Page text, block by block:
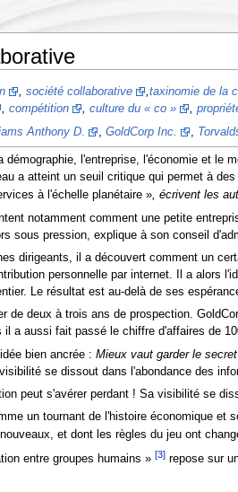
, société collaborative ,taxinomie de la
, compétition , culture du « co » ,
Anthony D. GoldCorp Inc.
l'entreprise, l'économie et le
a atteint un seuil critique qui permet à
à l'échelle planétaire », écrivent les
notamment comment une petite
sous pression, explique à son conseil
dirigeants, il a découvert comment un
personnelle par internet. Il a alors
Le résultat est au-delà de ses
de deux à trois ans de prospection.
a aussi fait passé le chiffre d'affaires de
bien ancrée : Mieux vaut garder le secret
se dissout dans l'abondance des
peut s'avérer perdant ! Sa visibilité se
un tournant de l'histoire économique
et dont les règles du jeu ont
entre groupes humains » [3]repose sur